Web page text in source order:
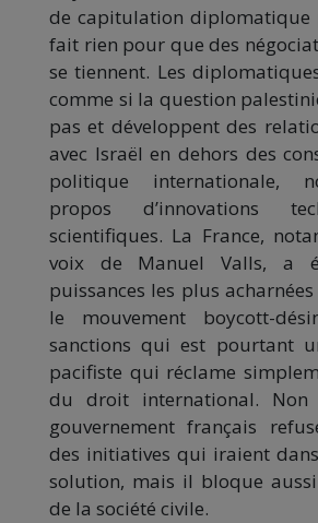
de capitulation diplomatique
fait rien pour que des
se tiennent. Les
comme si la question
pas et développent des
avec Israël en dehors des
politique internationale,
propos d’innovations
scientifiques. La France,
voix de Manuel Valls, a
puissances les plus
le mouvement boycott-
sanctions qui est pourtant
pacifiste qui réclame
du droit international. Non
gouvernement français
des initiatives qui iraient dans
solution, mais il bloque
de la société civile.